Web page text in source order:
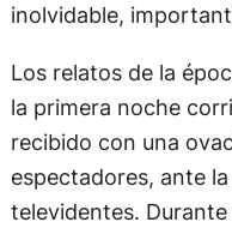
inolvidable,
Los relatos de la
la primera noche
recibido con una
espectadores, ante
televidentes.